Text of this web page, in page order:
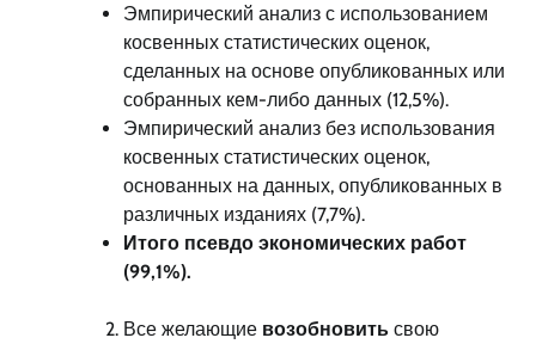
Эмпирический анализ с использованием
косвенных статистических оценок,
сделанных на основе опубликованных или
собранных кем-либо данных (12,5%).
Эмпирический анализ без использования
косвенных статистических оценок,
основанных на данных, опубликованных в
различных изданиях (7,7%).
Итого псевдо экономических работ
(99,1%).
Все желающие возобновить свою